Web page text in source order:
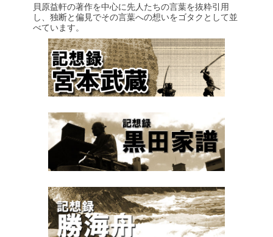
貝原益軒の著作を中心に先人たちの言葉を抜粋引用
し、独断と偏見でその言葉への想いをゴタクとして並
べています。